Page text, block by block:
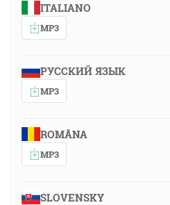
ITALIANO
MP3
РУССКИЙ ЯЗЫК
MP3
ROMÂNA
MP3
SLOVENSKY